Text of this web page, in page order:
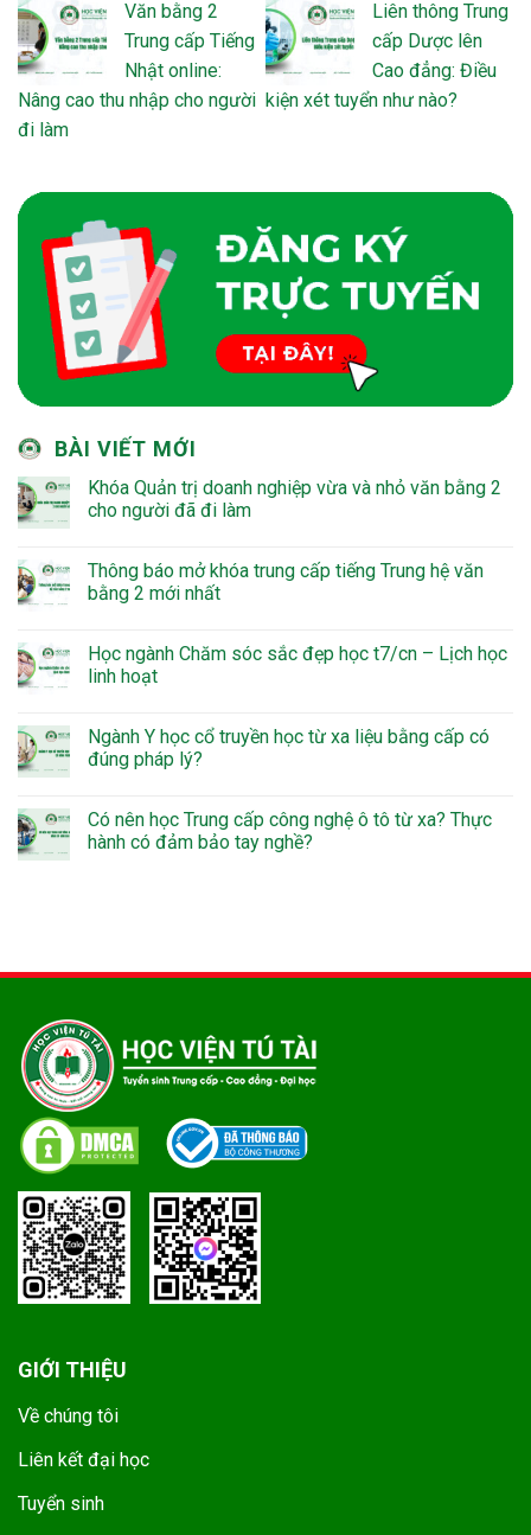
Văn bằng 2
Trung cấp Tiếng
Nhật online:
Nâng cao thu nhập cho người
đi làm
Liên thông Trung
cấp Dược lên
Cao đẳng: Điều
kiện xét tuyển như nào?
BÀI VIẾT MỚI
Khóa Quản trị doanh nghiệp vừa và nhỏ văn bằng 2
cho người đã đi làm
Thông báo mở khóa trung cấp tiếng Trung hệ văn
bằng 2 mới nhất
Học ngành Chăm sóc sắc đẹp học t7/cn – Lịch học
linh hoạt
Ngành Y học cổ truyền học từ xa liệu bằng cấp có
đúng pháp lý?
Có nên học Trung cấp công nghệ ô tô từ xa? Thực
hành có đảm bảo tay nghề?
GIỚI THIỆU
Về chúng tôi
Liên kết đại học
Tuyển sinh